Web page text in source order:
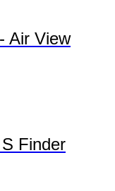
Air View
Finder